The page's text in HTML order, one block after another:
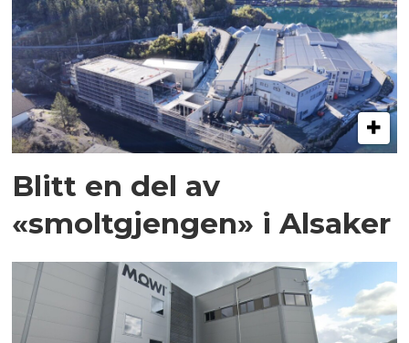
Blitt en del av
«smoltgjengen» i Alsaker